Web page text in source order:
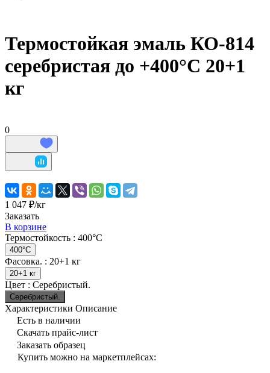
Термостойкая эмаль КО-814
серебристая до +400°C 20+1
кг
0
1 047 ₽/кг
Заказать
В корзине
Термостойкость : 400°C
400°C
Фасовка. : 20+1 кг
20+1 кг
Цвет : Серебристый.
Серебристый.
Характеристики Описание
Есть в наличии
Скачать прайс-лист
Заказать образец
Купить можно на маркетплейсах: